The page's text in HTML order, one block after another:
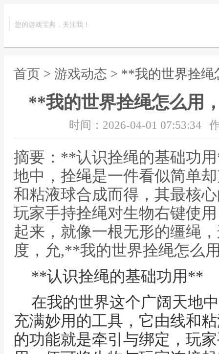
您的游戏宝典，关注我！
首页 > 游戏动态 > **我的世界拴绳
**我的世界拴绳怎么用
时间：2026-04-01 07:53:34
摘要：**认识拴绳的基础功
地中，拴绳是一件看似简单
和粘液球合成而得，其最核
玩家手持拴绳对生物右键使
起来，就像一根无形的缰绳
度，允,**我的世界拴绳怎么
**认识拴绳的基础功用**
在我的世界这个广阔天地
充满妙用的工具，它由线和
的功能就是牵引与绑定，玩